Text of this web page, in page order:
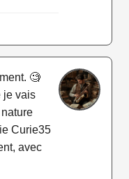
🧐
je vais
Curie35
avec